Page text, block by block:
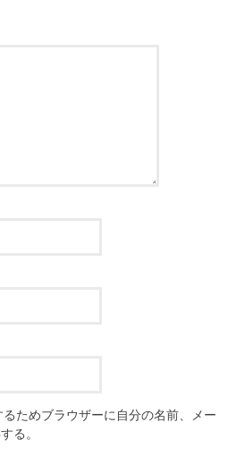
ためブラウザーに自分の名前、メー
る。